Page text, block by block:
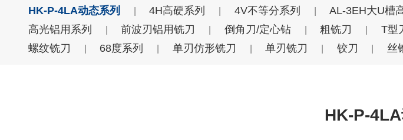
HK-P-4LA动态系列 4H高硬系列 4V不等分系列 AL-3EH大U槽
高光铝用系列 前波刃铝用铣刀 倒角刀/定心钻 粗铣刀 T型
螺纹铣刀 68度系列 单刃仿形铣刀 单刃铣刀 铰刀 丝
HK-P-